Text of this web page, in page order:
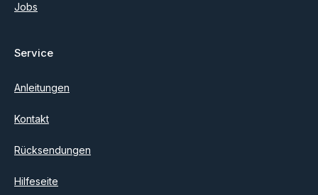
Jobs
Service
Anleitungen
Kontakt
Rücksendungen
Hilfeseite